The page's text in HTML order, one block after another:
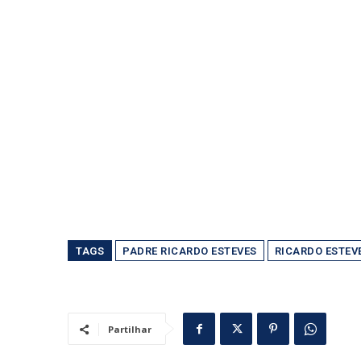
TAGS PADRE RICARDO ESTEVES RICARDO
Partilhar